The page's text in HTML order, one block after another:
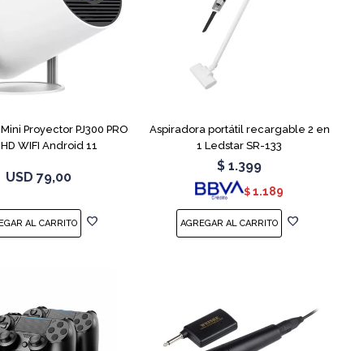
Proyector PJ300 PRO
WIFI Android 11
USD 79,00
Aspiradora portátil recargable 2 en
1 Ledstar SR-133
$ 1.399
$ 1.189